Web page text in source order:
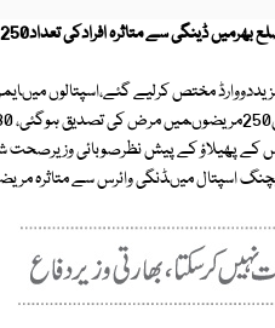
ڈینگی سے متاثرہ افرادکی تعداد250 ہوگئی۔
کے پھیلاؤ کے پیش نظرصوبائی وزیرصحت
اسپتال میںڈنگی وائرس سے متاثرہ